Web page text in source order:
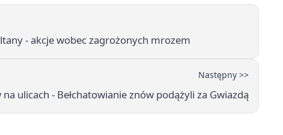
- akcje wobec zagrożonych mrozem
Następny >>
ulicach - Bełchatowianie znów podążyli za Gwiazdą